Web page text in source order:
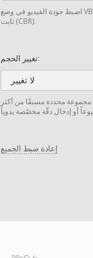
اضبط جودة الفيديو في وضع VBR. اختر "مخصّص" إذا كنت بحاجة إلى تعيين معدل بت
ثابت (CBR).
تغيير الحجم:
لا تغيير
مجموعة محددة مسبقًا من أكثر
إعادة ضبط الجميع